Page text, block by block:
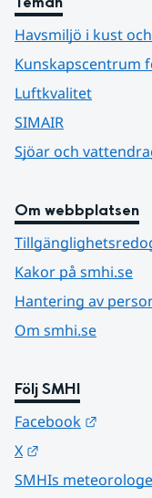
Havsmiljö i kust
Kunskapscentrum
Luftkvalitet
SIMAIR
Sjöar och
Om webbplatsen
Kakor på smhi.se
Hantering av
Om smhi.se
Följ SMHI
Facebook
X
SMHIs